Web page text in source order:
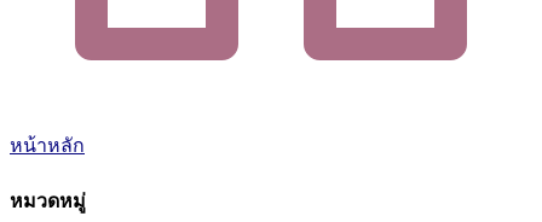
หน้าหลัก
หมวดหมู่